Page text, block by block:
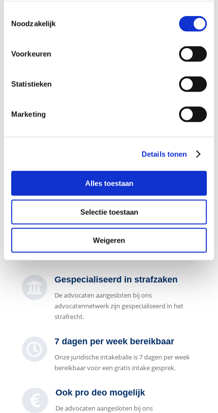
Noodzakelijk
Voorkeuren
Statistieken
Marketing
Details tonen
Alles toestaan
Selectie toestaan
Weigeren
Gewenste terugbelmoment
Tijdstip
088 - 629 00 50

Naar
contactformulier
 Gespecialiseerd in strafzaken
De advocaten aangesloten bij ons
advocatennetwerk zijn gespecialiseerd in het
strafrecht.
 7 dagen per week bereikbaar
Onze juridische intakebalie is 7 dagen per week
bereikbaar voor een gratis intake gesprek.
 Ook pro deo mogelijk
De advocaten aangesloten bij ons